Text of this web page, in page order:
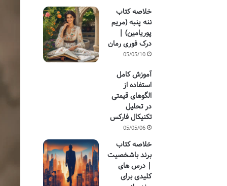
خلاصه کتاب
ننه پنبه (مریم
پوریامین) |
درک فوری رمان
05/05/10
آموزش کامل
استفاده از
الگوهای قیمتی
در تحلیل
تکنیکال فارکس
05/05/06
خلاصه کتاب
برند باشخصیت
| درس های
کلیدی برای